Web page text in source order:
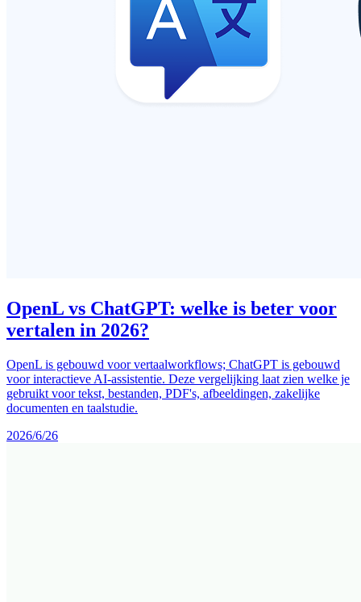
OpenL vs ChatGPT: welke is beter voor
vertalen in 2026?
OpenL is gebouwd voor vertaalworkflows; ChatGPT is gebouwd
voor interactieve AI-assistentie. Deze vergelijking laat zien welke je
gebruikt voor tekst, bestanden, PDF's, afbeeldingen, zakelijke
documenten en taalstudie.
2026/6/26